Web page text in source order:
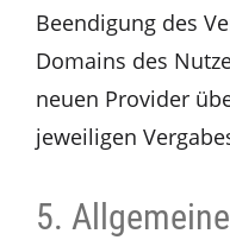
Beendigung des
Domains des
neuen Provider
jeweiligen
5.